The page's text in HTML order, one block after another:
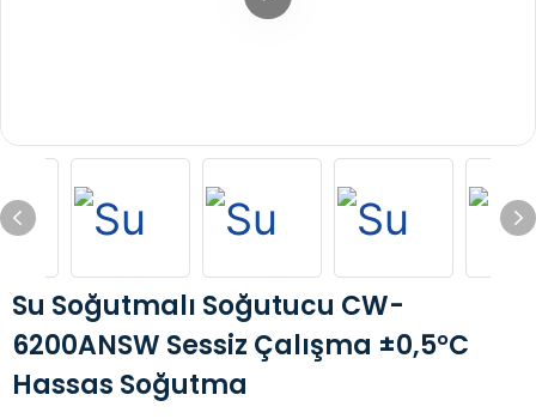
Su Soğutmalı Soğutucu CW-
6200ANSW Sessiz Çalışma ±0,5°C
Hassas Soğutma